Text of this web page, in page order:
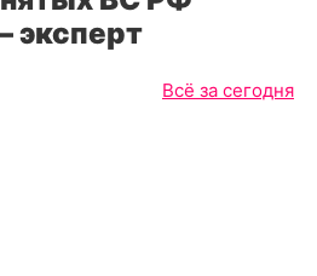
эксперт
Всё за сегодня